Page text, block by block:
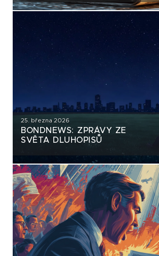
25. března 2026
BONDNEWS: ZPRÁVY ZE
SVĚTA DLUHOPISŮ